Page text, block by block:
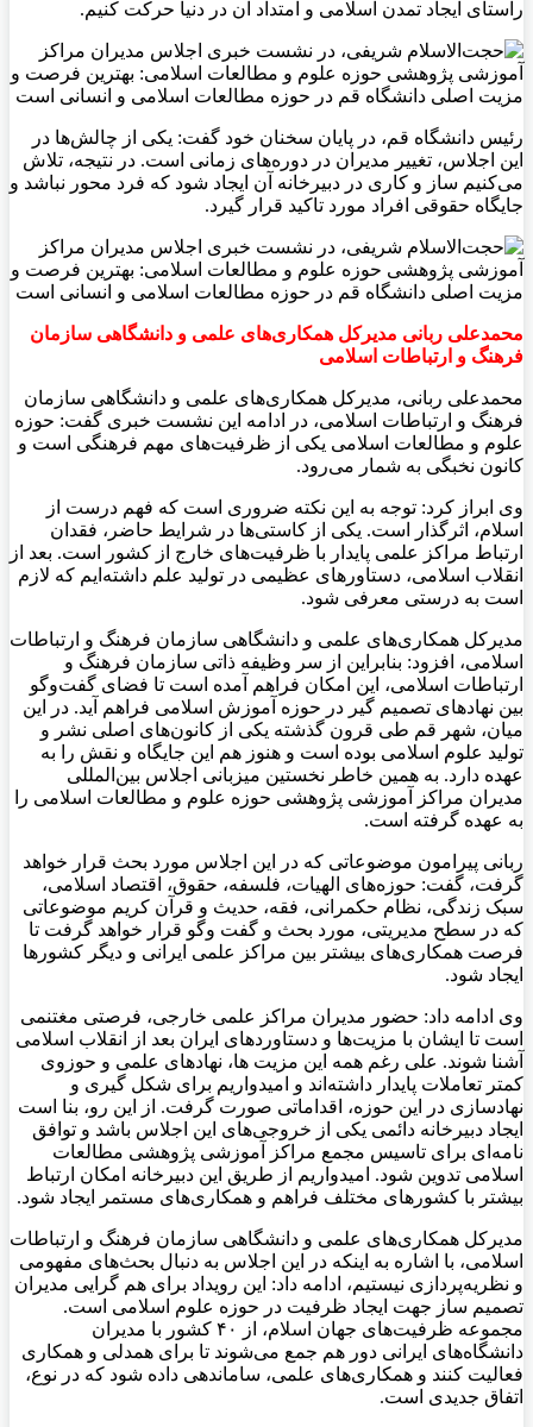
راستای ایجاد تمدن اسلامی و امتداد آن در دنیا حرکت کنیم.
رئیس دانشگاه قم، در پایان سخنان خود گفت: یکی از چالش‌ها در
این اجلاس، تغییر مدیران در دوره‌های زمانی است. در نتیجه، تلاش
می‌کنیم ساز و کاری در دبیرخانه آن ایجاد شود که فرد محور نباشد و
جایگاه حقوقی افراد مورد تاکید قرار گیرد.
محمدعلی ربانی مدیرکل همکاری‌های علمی و دانشگاهی سازمان
فرهنگ و ارتباطات اسلامی
محمدعلی ربانی، مدیرکل همکاری‌های علمی و دانشگاهی سازمان
فرهنگ و ارتباطات اسلامی، در ادامه این نشست خبری گفت: حوزه
علوم و مطالعات اسلامی یکی از ظرفیت‌های مهم فرهنگی است و
کانون نخبگی به شمار می‌رود.
وی ابراز کرد: توجه به این نکته ضروری است که فهم درست از
اسلام، اثرگذار است. یکی از کاستی‌ها در شرایط حاضر، فقدان
ارتباط مراکز علمی پایدار با ظرفیت‌های خارج از کشور است. بعد از
انقلاب اسلامی، دستاورهای عظیمی در تولید علم داشته‌ایم که لازم
است به درستی معرفی شود.
مدیرکل همکاری‌های علمی و دانشگاهی سازمان فرهنگ و ارتباطات
اسلامی، افزود: بنابراین از سر وظیفه ذاتی سازمان فرهنگ و
ارتباطات اسلامی، این امکان فراهم آمده است تا فضای گفت‌وگو
بین نهادهای تصمیم گیر در حوزه آموزش اسلامی فراهم آید. در این
میان، شهر قم طی قرون گذشته یکی از کانون‌های اصلی نشر و
تولید علوم اسلامی بوده است و هنوز هم این جایگاه و نقش را به
عهده دارد. به همین خاطر نخستین میزبانی اجلاس بین‌المللی
مدیران مراکز آموزشی پژوهشی حوزه علوم و مطالعات اسلامی را
به عهده گرفته است.
ربانی پیرامون موضوعاتی که در این اجلاس مورد بحث قرار خواهد
گرفت، گفت: حوزه‌های الهیات، فلسفه، حقوق، اقتصاد اسلامی،
سبک زندگی، نظام حکمرانی، فقه، حدیث و قرآن کریم موضوعاتی
که در سطح مدیریتی، مورد بحث و گفت وگو قرار خواهد گرفت تا
فرصت همکاری‌های بیشتر بین مراکز علمی ایرانی و دیگر کشورها
ایجاد شود.
وی ادامه داد: حضور مدیران مراکز علمی خارجی، فرصتی مغتنمی
است تا ایشان با مزیت‌ها و دستاوردهای ایران بعد از انقلاب اسلامی
آشنا شوند. علی رغم همه این مزیت ها، نهادهای علمی و حوزوی
کمتر تعاملات پایدار داشته‌اند و امیدواریم برای شکل گیری و
نهادسازی در این حوزه، اقداماتی صورت گرفت. از این رو، بنا است
ایجاد دبیرخانه دائمی یکی از خروجی‌های این اجلاس باشد و توافق
نامه‌ای برای تاسیس مجمع مراکز آموزشی پژوهشی مطالعات
اسلامی تدوین شود. امیدواریم از طریق این دبیرخانه امکان ارتباط
بیشتر با کشورهای مختلف فراهم و همکاری‌های مستمر ایجاد شود.
مدیرکل همکاری‌های علمی و دانشگاهی سازمان فرهنگ و ارتباطات
اسلامی، با اشاره به اینکه در این اجلاس به دنبال بحث‌های مفهومی
و نظریه‌پردازی نیستیم، ادامه داد: این رویداد برای هم گرایی مدیران
تصمیم ساز جهت ایجاد ظرفیت در حوزه علوم اسلامی است.
مجموعه ظرفیت‌های جهان اسلام، از ۴۰ کشور با مدیران
دانشگاه‌های ایرانی دور هم جمع می‌شوند تا برای همدلی و همکاری
فعالیت کنند و همکاری‌های علمی، ساماندهی داده شود که در نوع،
اتفاق جدیدی است.